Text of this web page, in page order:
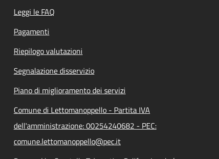
Leggi le FAQ
Pagamenti
Riepilogo valutazioni
Segnalazione disservizio
Piano di miglioramento dei servizi
Comune di Lettomanoppello - Partita IVA
dell'amministrazione: 00254240682 - PEC:
comune.lettomanoppello@pec.it